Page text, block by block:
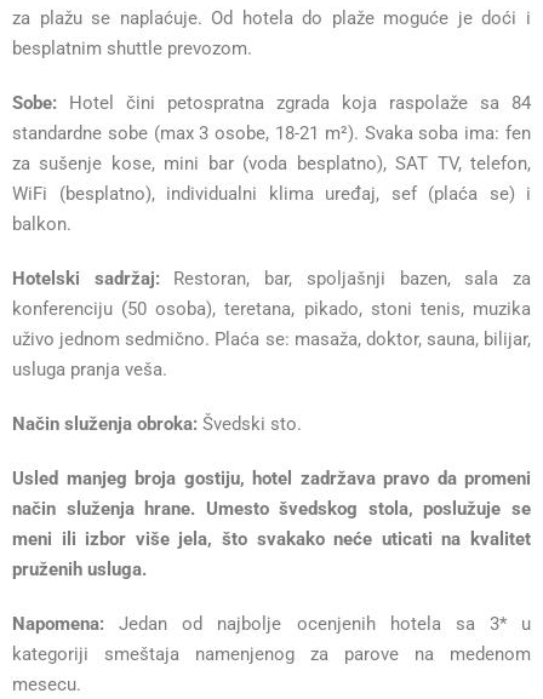
za plažu se naplaćuje. Od hotela do plaže moguće je doći i
besplatnim shuttle prevozom.
Sobe: Hotel čini petospratna zgrada koja raspolaže sa 84
standardne sobe (max 3 osobe, 18-21 m²). Svaka soba ima: fen
za sušenje kose, mini bar (voda besplatno), SAT TV, telefon,
WiFi (besplatno), individualni klima uređaj, sef (plaća se) i
balkon.
Hotelski sadržaj: Restoran, bar, spoljašnji bazen, sala za
konferenciju (50 osoba), teretana, pikado, stoni tenis, muzika
uživo jednom sedmično. Plaća se: masaža, doktor, sauna, bilijar,
usluga pranja veša.
Način služenja obroka: Švedski sto.
Usled manjeg broja gostiju, hotel zadržava pravo da promeni
način služenja hrane. Umesto švedskog stola, poslužuje se
meni ili izbor više jela, što svakako neće uticati na kvalitet
pruženih usluga.
Napomena:Jedan od najbolje ocenjenih hotela sa 3* u
kategoriji smeštaja namenjenog za parove na medenom
mesecu.